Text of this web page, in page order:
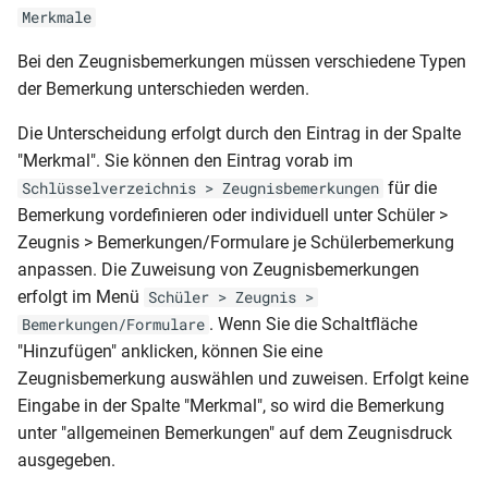
BER-BBS-AS
BER-BF-AS (Schul Z 522c)
(05.06)
BER-BF-AS (Z 522-542)
BER-BF-AS (einjährig)
BER-BF-AS
BER-BF-AZ (einjährig)
BER-BF-AZ
MVP-GES-JZ (versetzt)
(Jahrgangsstufe 2-4)
MVP-GS-JZ
(Jahrgangsstufe1)
MVP-GS-ÜZ
(Jahrgangsstufe1)
MVP-GS-ÜZ (Jahrgangsstufe
2-4)
MVP-GY (Studienbuch -
Deckblatt)
NRW-BK-JZ (Anlage C14 - 2
NRW-BKO (Mitteilung über
den Leistungsstand)
NRW-BKO (Zertifikat der
beruflichen Grundbildung)
NRW-BKO-ABI
(Bescheinigung
Schullaufbahn)_Zeugnisbemerkung_Fachdaten
NRW-BKO-ABI
(Bescheinigung
Schullaufbahn)
NRW-BKO-ABI
(Klasse 5-10)
SHL-GY-Studienbuch
(Qualifikationsphase - zweite
Seite)
SHL-GY-ÜZ
SHL-HS-AS
SHL-RS-AS
Schüler
(Zeitraumübergreifende
Notenübersicht)
Klasse und vorauss Ende
Schulbescheinigung (mit
zweifach)
Schulbescheinigung (mit
Klasse)
Schulbescheinigung
(Überweisung)
Schulbescheinigung BBS (mit
Zugang-Abgang der Klasse)
Schulbescheinigung für die
Vergangenheit
Berufsschulmatrix (4-jährig)
Berufsschulmatrix BS-BER
mit Meldungen (inkl.
Ausgeschulten)
Klassenliste
Berufsschulmatrix BS-BER
mit Meldungen
Klassenliste
Berufsschulmatrix mit
Meldungen (4-jährig)
Klassenliste
AusbildungsGUID)
Mandant (Schüler des
aktuellen Halbjahres ohne
Mandant (Schüler des
aktuellen Halbjahres ohne
aktuelle Ausbildung)
Mandant (SchülerAbgang)
Mandant
(SchülerNachprüfung)
Mandant (Statistik
Abschlüsse)
Merkmale
Bei den Zeugnisbemerkungen müssen verschiedene Typen
der Bemerkung unterschieden werden.
Die Unterscheidung erfolgt durch den Eintrag in der Spalte
"Merkmal". Sie können den Eintrag vorab im
Schlüsselverzeichnis > Zeugnisbemerkungen für die
Bemerkung vordefinieren oder individuell unter Schüler >
Zeugnis > Bemerkungen/Formulare je Schülerbemerkung
anpassen. Die Zuweisung von Zeugnisbemerkungen
erfolgt im Menü Schüler > Zeugnis >
Bemerkungen/Formulare . Wenn Sie die Schaltfläche
"Hinzufügen" anklicken, können Sie eine
Zeugnisbemerkung auswählen und zuweisen. Erfolgt keine
Eingabe in der Spalte "Merkmal", so wird die Bemerkung
unter "allgemeinen Bemerkungen" auf dem Zeugnisdruck
ausgegeben.